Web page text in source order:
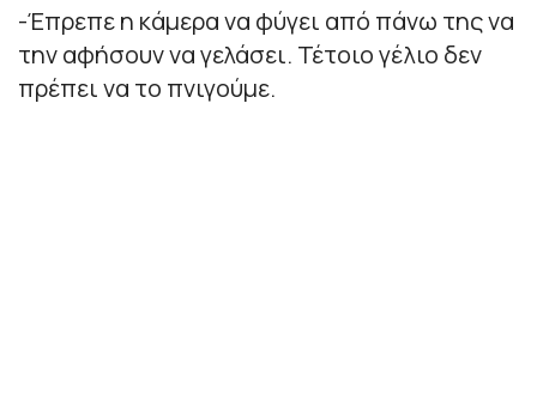
-Έπρεπε η κάμερα να φύγει από πάνω της να
την αφήσουν να γελάσει. Τέτοιο γέλιο δεν
πρέπει να το πνιγούμε.